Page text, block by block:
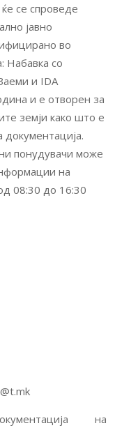
се спроведе
јавно
во
Набавка со
и IDA
и е отворен за
земји како што е
понудувачи може
на
08:30 до 16:30
на